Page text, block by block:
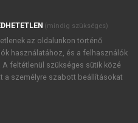
foglaltakat tudomásul
, valamint a szotar.netés a
foglaltakat
(mindig szükséges)
az oldalunkon történő
használatához, és a felhasználók
A feltétlenül szükséges sütik közé
a személyre szabott beállításokat